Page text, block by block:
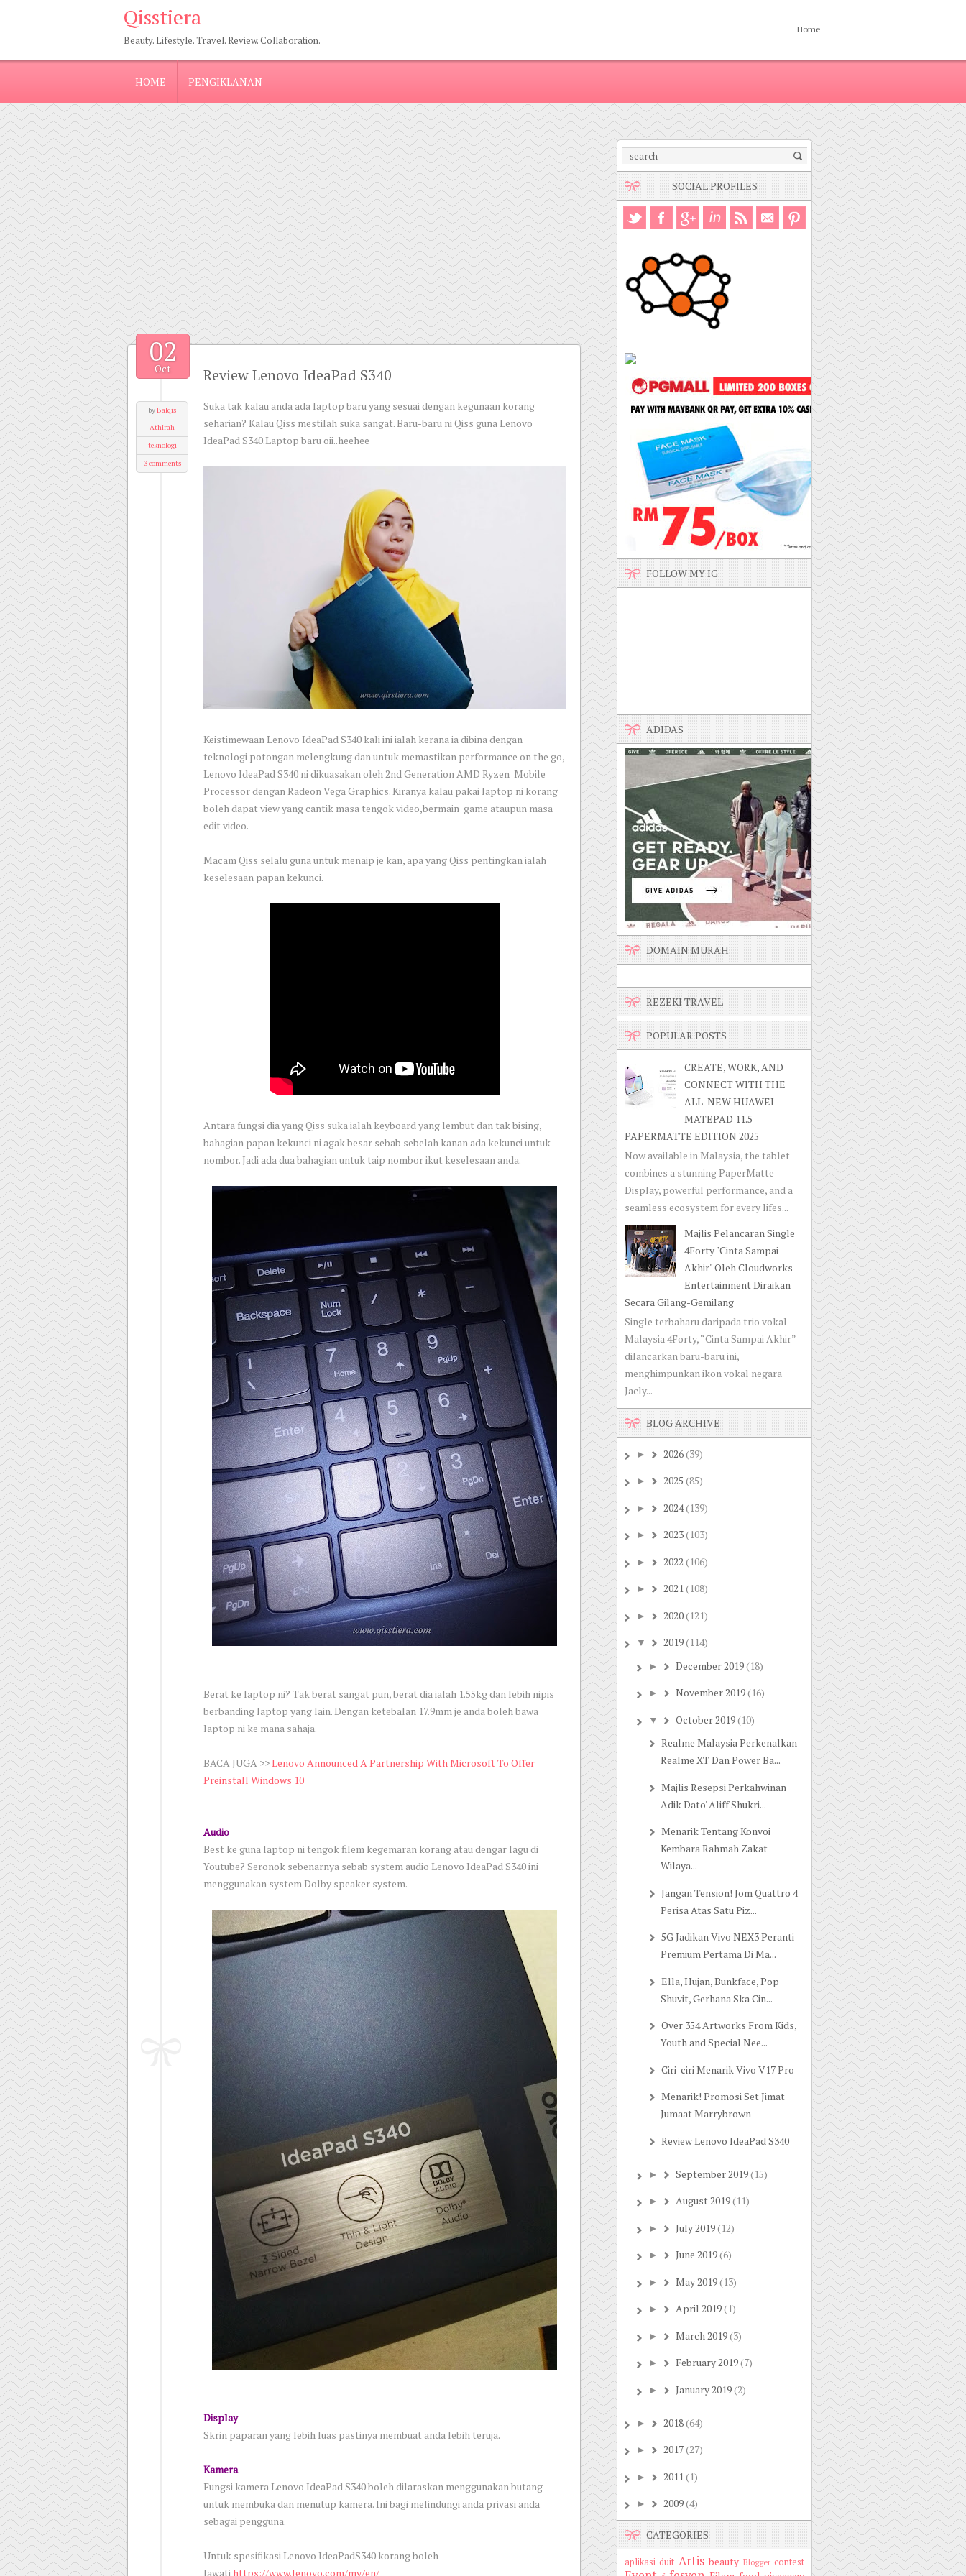
Qisstiera
Beauty. Lifestyle. Travel. Review. Collaboration.
Home
HOME PENGIKLANAN
02
Oct
byBalqis
Athirah
teknologi
3 comments
Review Lenovo IdeaPad S340
Suka tak kalau anda ada laptop baru yang sesuai dengan kegunaan korang
seharian? Kalau Qiss mestilah suka sangat. Baru-baru ni Qiss guna Lenovo
IdeaPad S340.Laptop baru oii..heehee
Keistimewaan Lenovo IdeaPad S340 kali ini ialah kerana ia dibina dengan
teknologi potongan melengkung dan untuk memastikan performance on the go,
Lenovo IdeaPad S340 ni dikuasakan oleh 2nd Generation AMD Ryzen Mobile
Processor dengan Radeon Vega Graphics. Kiranya kalau pakai laptop ni korang
boleh dapat view yang cantik masa tengok video,bermain game ataupun masa
edit video.
Macam Qiss selalu guna untuk menaip je kan, apa yang Qiss pentingkan ialah
keselesaan papan kekunci.
Antara fungsi dia yang Qiss suka ialah keyboard yang lembut dan tak bising,
bahagian papan kekunci ni agak besar sebab sebelah kanan ada kekunci untuk
nombor. Jadi ada dua bahagian untuk taip nombor ikut keselesaan anda.
Berat ke laptop ni? Tak berat sangat pun, berat dia ialah 1.55kg dan lebih nipis
berbanding laptop yang lain. Dengan ketebalan 17.9mm je anda boleh bawa
laptop ni ke mana sahaja.
BACA JUGA >>Lenovo Announced A Partnership With Microsoft To Offer
Preinstall Windows 10
Audio
Best ke guna laptop ni tengok filem kegemaran korang atau dengar lagu di
Youtube? Seronok sebenarnya sebab system audio Lenovo IdeaPad S340 ini
menggunakan system Dolby speaker system.
Display
Skrin paparan yang lebih luas pastinya membuat anda lebih teruja.
Kamera
Fungsi kamera Lenovo IdeaPad S340 boleh dilaraskan menggunakan butang
untuk membuka dan menutup kamera. Ini bagi melindungi anda privasi anda
sebagai pengguna.
Untuk spesifikasi Lenovo IdeaPadS340 korang boleh
lawati https://www.lenovo.com/my/en/
SOCIAL PROFILES
FOLLOW MY IG
ADIDAS
DOMAIN MURAH
REZEKI TRAVEL
POPULAR POSTS
CREATE, WORK, AND
CONNECT WITH THE
ALL-NEW HUAWEI
MATEPAD 11.5
PAPERMATTE EDITION 2025
Now available in Malaysia, the tablet
combines a stunning PaperMatte
Display, powerful performance, and a
seamless ecosystem for every lifes...
Majlis Pelancaran Single
4Forty "Cinta Sampai
Akhir" Oleh Cloudworks
Entertainment Diraikan
Secara Gilang-Gemilang
Single terbaharu daripada trio vokal
Malaysia 4Forty, “Cinta Sampai Akhir”
dilancarkan baru-baru ini,
menghimpunkan ikon vokal negara
Jacly...
BLOG ARCHIVE
► 2026(39)
► 2025 (85)
► 2024(139)
► 2023(103)
► 2022 (106)
► 2021(108)
► 2020(121)
▼ 2019(114)
► December 2019(18)
► November 2019(16)
▼ October 2019(10)
Realme Malaysia Perkenalkan
Realme XT Dan Power Ba...
Majlis Resepsi Perkahwinan
Adik Dato' Aliff Shukri...
Menarik Tentang Konvoi
Kembara Rahmah Zakat
Wilaya...
Jangan Tension! Jom Quattro 4
Perisa Atas Satu Piz...
5G Jadikan Vivo NEX3 Peranti
Premium Pertama Di Ma...
Ella, Hujan, Bunkface, Pop
Shuvit, Gerhana Ska Cin...
Over 354 Artworks From Kids,
Youth and Special Nee...
Ciri-ciri Menarik Vivo V17 Pro
Menarik! Promosi Set Jimat
Jumaat Marrybrown
Review Lenovo IdeaPad S340
► September 2019(15)
► August 2019(11)
► July 2019(12)
► June 2019(6)
► May 2019(13)
► April 2019(1)
► March 2019(3)
► February 2019(7)
► January 2019(2)
► 2018(64)
► 2017(27)
► 2011 (1)
► 2009(4)
CATEGORIES
aplikasi duit Artis beauty Blogger contest